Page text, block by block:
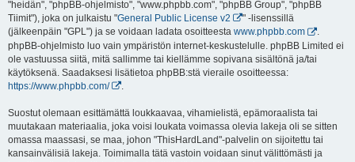
"heidän", "phpBB-ohjelmisto", "www.phpbb.com", "phpBB Group", "phpBB
Tiimit"), joka on julkaistu "General Public License v2
" -lisenssillä
(jälkeenpäin "GPL") ja se voidaan ladata osoitteesta www.phpbb.com
.
phpBB-ohjelmisto luo vain ympäristön internet-keskustelulle. phpBB Limited ei
ole vastuussa siitä, mitä sallimme tai kiellämme sopivana sisältönä ja/tai
käytöksenä. Saadaksesi lisätietoa phpBB:stä vieraile osoitteessa:
https://www.phpbb.com/
Suostut olemaan esittämättä loukkaavaa, vihamielistä, epämoraalista tai
muutakaan materiaalia, joka voisi loukata voimassa olevia lakeja oli se sitten
omassa maassasi, se maa, johon "ThisHardLand"-palvelin on sijoitettu tai
kansainvälisiä lakeja. Toimimalla tätä vastoin voidaan sinut välittömästi ja